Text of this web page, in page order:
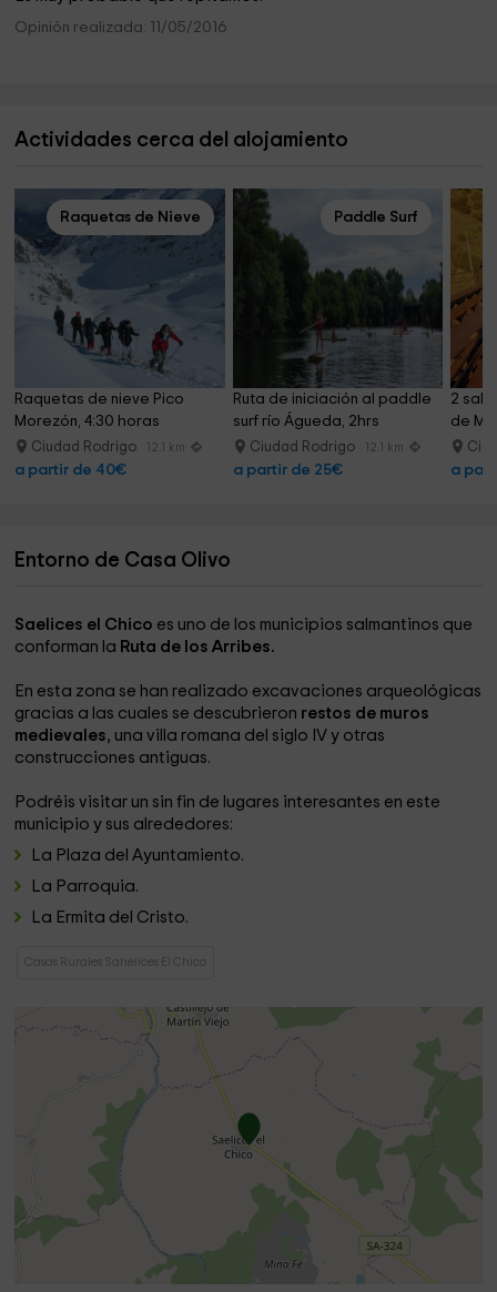
Opinión realizada: 11/05/2016
Actividades cerca del alojamiento
Raquetas de Nieve
Raquetas de nieve Pico
Morezón, 4:30 horas
Ciudad Rodrigo 12.1 km
a partir de 40€
Paddle Surf
Ruta de iniciación al paddle
surf río Águeda, 2hrs
Ciudad Rodrigo 12.1 km
a partir de 25€
2
de
a
Entorno de Casa Olivo
Saelices el Chico es uno de los municipios salmantinos que
conforman la Ruta de los Arribes.
En esta zona se han realizado excavaciones arqueológicas
gracias a las cuales se descubrieron restos de muros
medievales, una villa romana del siglo IV y otras
construcciones antiguas.
Podréis visitar un sin fin de lugares interesantes en este
municipio y sus alrededores:
La Plaza del Ayuntamiento.
La Parroquia.
La Ermita del Cristo.
Casas Rurales Sahelices El Chico